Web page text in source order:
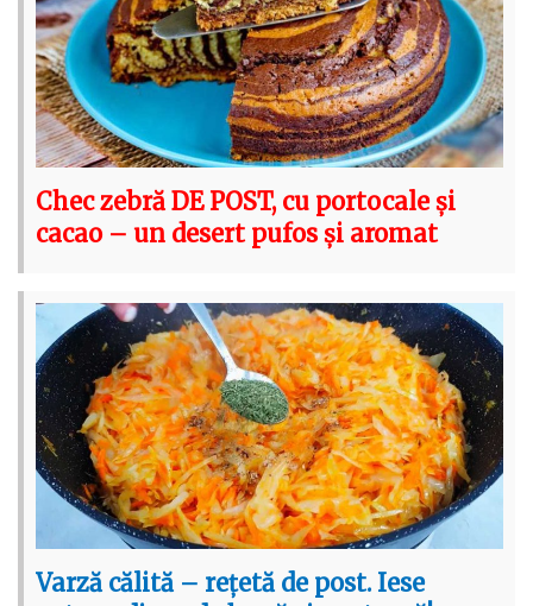
Chec zebră DE POST, cu portocale și
cacao – un desert pufos și aromat
Varză călită – rețetă de post. Iese